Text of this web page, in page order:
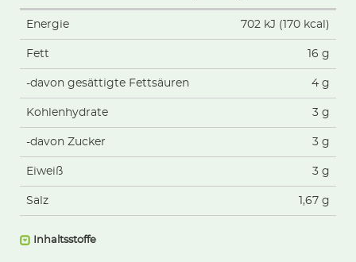
Energie 702 kJ (170 kcal)
Fett 16 g
-davon gesättigte Fettsäuren 4 g
Kohlenhydrate 3 g
-davon Zucker 3 g
Eiweiß 3 g
Salz 1,67 g
Inhaltsstoffe